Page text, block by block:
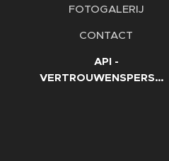
FOTOGALERIJ
CONTACT
API -
VERTROUWENSPERSOON